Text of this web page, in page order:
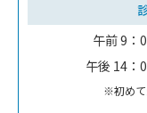
午前 9：
午後 14：
※初めて